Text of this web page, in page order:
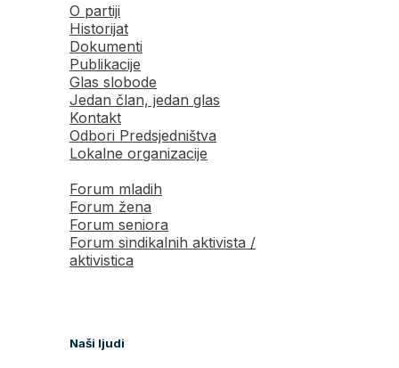
O partiji
Historijat
Dokumenti
Publikacije
Glas slobode
Jedan član, jedan glas
Kontakt
Odbori Predsjedništva
Lokalne organizacije
Forum mladih
Forum žena
Forum seniora
Forum sindikalnih aktivista /
aktivistica
Naši ljudi